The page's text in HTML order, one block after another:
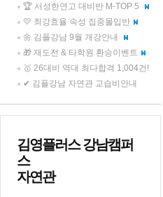
🏆 서성한연고 대비반 M-TOP 5
💛 최강효율 속성 집중몰입반
🌼 김플강남 9월 개강안내
🎁 재도전 & 타학원 환승이벤트
🥇 26대비 역대 최다합격 1,004건!
✔ 김플강남 자연관 교습비안내
김영플러스 강남캠퍼
스
자연관